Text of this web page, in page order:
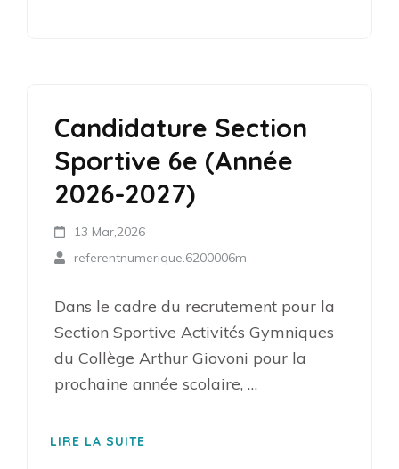
Candidature Section
Sportive 6e (Année
2026-2027)
13 Mar,2026
referentnumerique.6200006m
Dans le cadre du recrutement pour la
Section Sportive Activités Gymniques
du Collège Arthur Giovoni pour la
prochaine année scolaire, …
LIRE LA SUITE